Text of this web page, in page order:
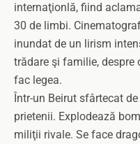
internaţionlă, fiind
30 de limbi.
inundat de un lirism
trădare şi familie, despre
fac legea.
Într-un Beirut sfârtecat
prietenii. Explodează
miliţii rivale. Se face